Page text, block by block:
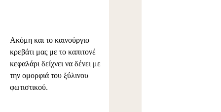
Ακόμη και το καινούργιο
κρεβάτι μας με το καπιτονέ
κεφαλάρι δείχνει να δένει με
την ομορφιά του ξύλινου
φωτιστικού.